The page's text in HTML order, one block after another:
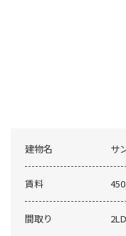
建物名 サ
賃料
間取り